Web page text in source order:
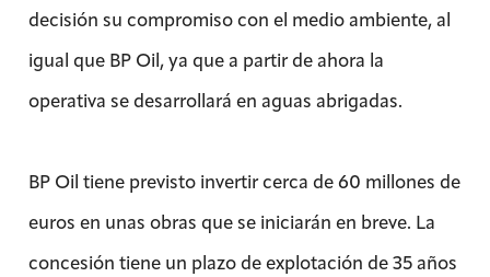
decisión su compromiso con el medio ambiente, al
igual que BP Oil, ya que a partir de ahora la
operativa se desarrollará en aguas abrigadas.
BP Oil tiene previsto invertir cerca de 60 millones de
euros en unas obras que se iniciarán en breve. La
concesión tiene un plazo de explotación de 35 años